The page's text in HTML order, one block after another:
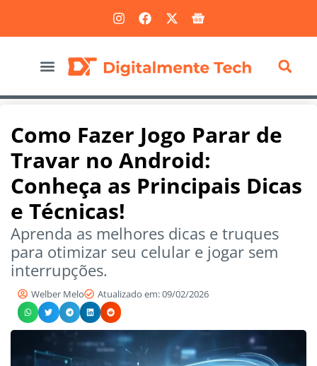
Como Fazer Jogo Parar de
Travar no Android:
Conheça as Principais Dicas
e Técnicas!
Aprenda as melhores dicas e truques
para otimizar seu celular e jogar sem
interrupções.
Welber Melo Atualizado em: 09/02/2026